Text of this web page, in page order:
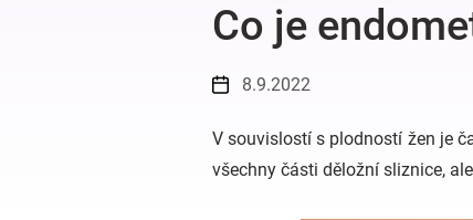
Co je
8.9.2022
V souvislostí s plodností žen je
všechny části děložní sliznice,